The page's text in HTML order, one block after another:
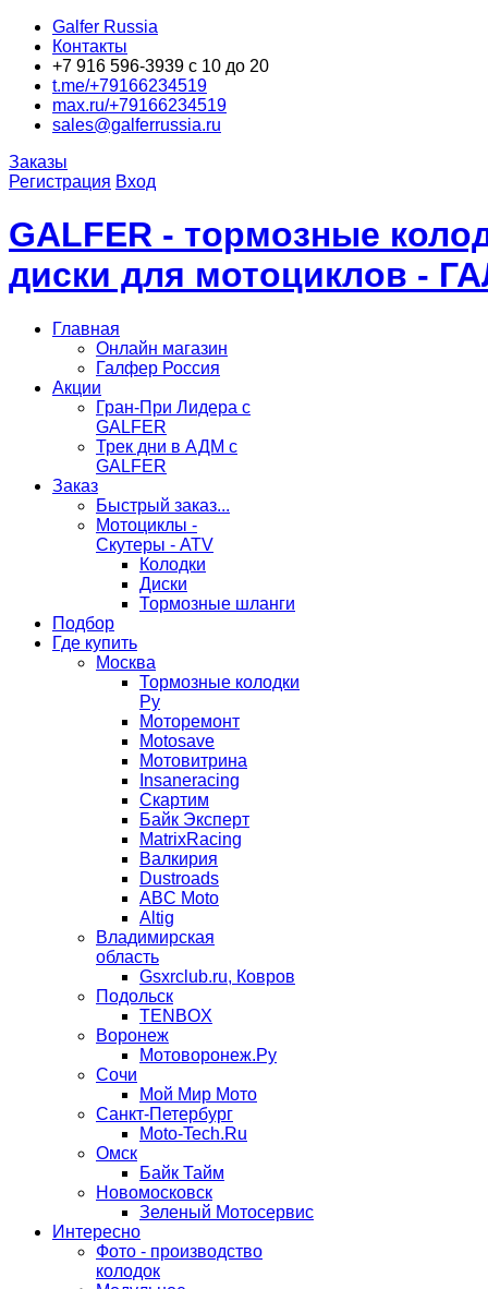
Galfer Russia
Контакты
+7 916 596-3939 с 10 до 20
t.me/+79166234519
max.ru/+79166234519
sales@galferrussia.ru
Заказы
Регистрация Вход
GALFER - тормозные
диски для мотоциклов -
Главная
Онлайн магазин
Галфер Россия
Акции
Гран-При Лидера c
GALFER
Трек дни в АДМ с
GALFER
Заказ
Быстрый заказ...
Мотоциклы -
Скутеры - ATV
Колодки
Диски
Тормозные шланги
Подбор
Где купить
Москва
Тормозные колодки
Ру
Моторемонт
Motosave
Мотовитрина
Insaneracing
Скартим
Байк Эксперт
MatrixRacing
Валкирия
Dustroads
ABC Moto
Altig
Владимирская
область
Gsxrclub.ru, Ковров
Подольск
TENBOX
Воронеж
Мотоворонеж.Ру
Сочи
Мой Мир Мото
Санкт-Петербург
Moto-Tech.Ru
Омск
Байк Тайм
Новомосковск
Зеленый Мотосервис
Интересно
Фото - производство
колодок